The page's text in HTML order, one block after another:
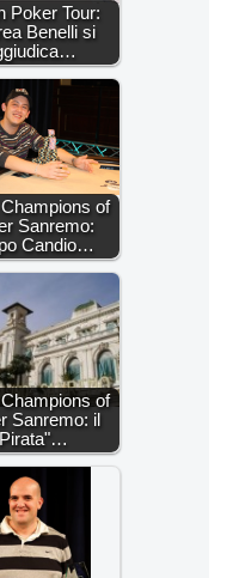
Poker Tour:
Benelli si
of
Sanremo:
Candio…
of
Sanremo: il